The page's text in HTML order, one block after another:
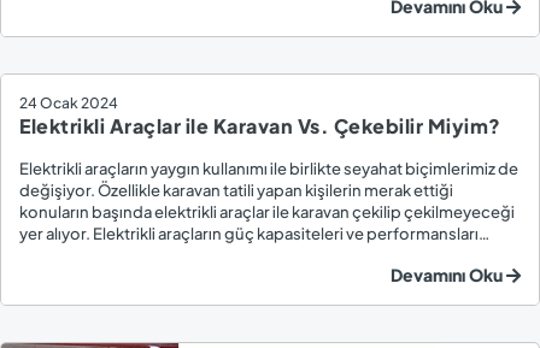
Devamını Oku
24 Ocak 2024
Elektrikli Araçlar ile Karavan Vs. Çekebilir Miyim?
Elektrikli araçların yaygın kullanımı ile birlikte seyahat biçimlerimiz de
değişiyor. Özellikle karavan tatili yapan kişilerin merak ettiği
konuların başında elektrikli araçlar ile karavan çekilip çekilmeyeceği
yer alıyor. Elektrikli araçların güç kapasiteleri ve performansları
Devamını Oku